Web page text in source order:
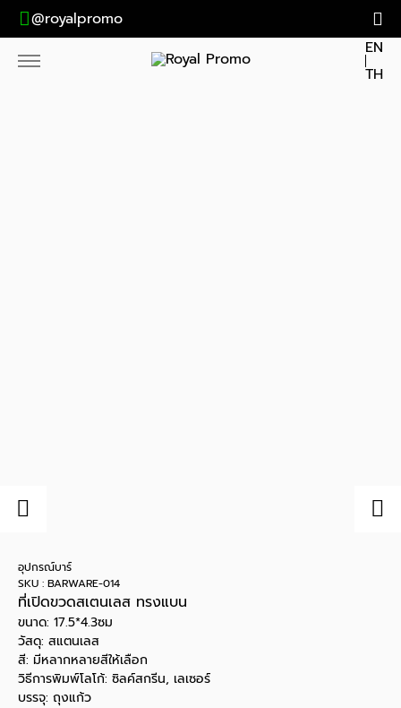
@royalpromo
EN
TH
อุปกรณ์บาร์
SKU : BARWARE-014
ที่เปิดขวดสเตนเลส ทรงแบน
ขนาด: 17.5*4.3ซม
วัสดุ: สแตนเลส
สี: มีหลากหลายสีให้เลือก
วิธีการพิมพ์โลโก้: ซิลค์สกรีน, เลเซอร์
บรรจุ: ถุงแก้ว